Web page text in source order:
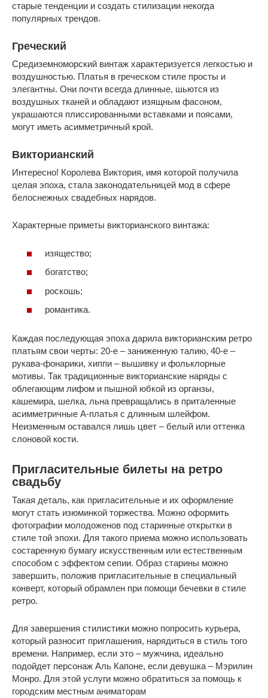
старые тенденции и создать стилизации некогда
популярных трендов.
Греческий
Средиземноморский винтаж характеризуется легкостью и
воздушностью. Платья в греческом стиле просты и
элегантны. Они почти всегда длинные, шьются из
воздушных тканей и обладают изящным фасоном,
украшаются плиссированными вставками и поясами,
могут иметь асимметричный крой.
Викторианский
Интересно! Королева Виктория, имя которой получила
целая эпоха, стала законодательницей мод в сфере
белоснежных свадебных нарядов.
Характерные приметы викторианского винтажа:
изящество;
богатство;
роскошь;
романтика.
Каждая последующая эпоха дарила викторианским ретро
платьям свои черты: 20-е – заниженную талию, 40-е –
рукава-фонарики, хиппи – вышивку и фольклорные
мотивы. Так традиционные викторианские наряды с
облегающим лифом и пышной юбкой из органзы,
кашемира, шелка, льна превращались в приталенные
асимметричные А-платья с длинным шлейфом.
Неизменным оставался лишь цвет – белый или оттенка
слоновой кости.
Пригласительные билеты на ретро
свадьбу
Такая деталь, как пригласительные и их оформление
могут стать изюминкой торжества. Можно оформить
фотографии молодоженов под старинные открытки в
стиле той эпохи. Для такого приема можно использовать
состаренную бумагу искусственным или естественным
способом с эффектом сепии. Образ старины можно
завершить, положив пригласительные в специальный
конверт, который обрамлен при помощи бечевки в стиле
ретро.
Для завершения стилистики можно попросить курьера,
который разносит приглашения, нарядиться в стиль того
времени. Например, если это – мужчина, идеально
подойдет персонаж Аль Капоне, если девушка – Мэрилин
Монро. Для этой услуги можно обратиться за помощь к
городским местным аниматорам